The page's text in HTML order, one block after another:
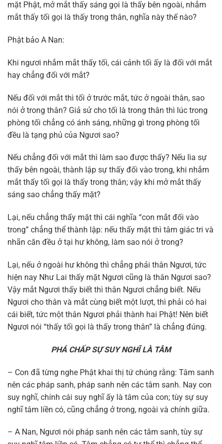
mặt Phật, mở mắt thấy sáng gọi là thấy bên ngoài, nhắm
mắt thấy tối gọi là thấy trong thân, nghĩa này thế nào?
Phật bảo A Nan:
Khi ngươi nhắm mắt thấy tối, cái cảnh tối ấy là đối với mắt
hay chẳng đối với mắt?
Nếu đối với mắt thì tối ở trước mắt, tức ở ngoài thân, sao
nói ở trong thân? Giả sử cho tối là trong thân thì lúc trong
phòng tối chẳng có ánh sáng, những gì trong phòng tối
đều là tạng phủ của Ngươi sao?
Nếu chẳng đối với mắt thì làm sao được thấy? Nếu lìa sự
thấy bên ngoài, thành lập sự thấy đối vào trong, khi nhắm
mắt thấy tối gọi là thấy trong thân; vậy khi mở mắt thấy
sáng sao chẳng thấy mặt?
Lại, nếu chẳng thấy mặt thì cái nghĩa “con mắt đối vào
trong” chẳng thể thành lập: nếu thấy mặt thì tâm giác tri và
nhãn căn đều ở tại hư không, làm sao nói ở trong?
Lại, nếu ở ngoài hư không thì chẳng phải thân Ngươi, tức
hiện nay Như Lai thấy mặt Ngươi cũng là thân Ngươi sao?
Vậy mắt Ngươi thấy biết thì thân Ngươi chẳng biết. Nếu
Ngươi cho thân và mắt cùng biết một lượt, thì phải có hai
cái biết, tức một thân Ngươi phải thành hai Phật! Nên biết
Ngươi nói “thấy tối gọi là thấy trong thân” là chẳng đúng.
PHÁ CHẤP SỰ SUY NGHĨ LÀ TÂM
– Con đã từng nghe Phật khai thị tứ chúng rằng: Tâm sanh
nên các pháp sanh, pháp sanh nên các tâm sanh. Nay con
suy nghĩ, chính cái suy nghĩ ấy là tâm của con; tùy sự suy
nghĩ tâm liền có, cũng chẳng ở trong, ngoài và chính giữa.
– A Nan, Ngươi nói pháp sanh nên các tâm sanh, tùy sự